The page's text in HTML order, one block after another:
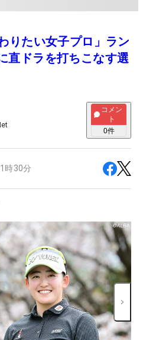
りたい女子プロ」ラン
直ドラを打ちこなす選
コメン
ト
0件
時30分